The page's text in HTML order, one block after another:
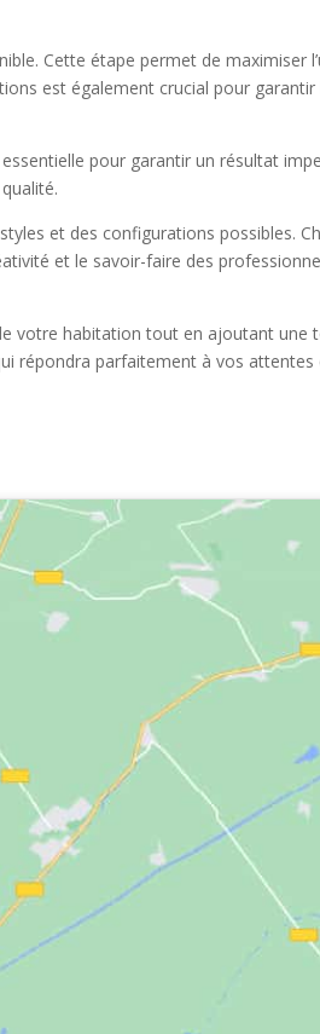
Cette étape permet de maximiser
est également crucial pour garantir
pour garantir un résultat
et des configurations possibles.
et le savoir-faire des
votre habitation tout en ajoutant une
répondra parfaitement à vos attentes